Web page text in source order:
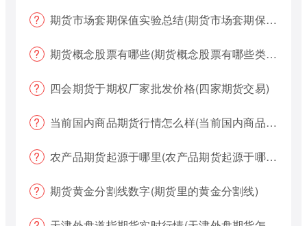
期货市场套期保值实验总结(期货市场套期保值实验总结报告)
期货概念股票有哪些(期货概念股票有哪些类型)
四会期货于期权厂家批发价格(四家期货交易)
当前国内商品期货行情怎么样(当前国内商品期货行情怎么样了)
农产品期货起源于哪里(农产品期货起源于哪里的)
期货黄金分割线数字(期货里的黄金分割线)